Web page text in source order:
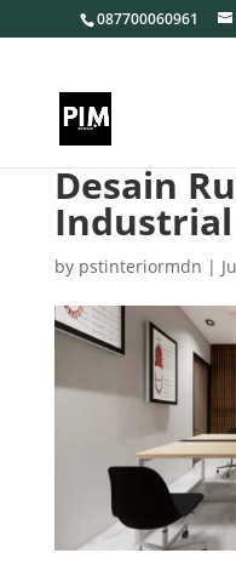
087700060961
Desain
by pstinteriormdn |